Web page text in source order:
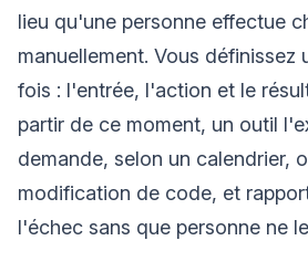
lieu qu'une personne effectue
manuellement. Vous définissez
fois : l'entrée, l'action et le
partir de ce moment, un outil
demande, selon un calendrier,
modification de code, et
l'échec sans que personne ne